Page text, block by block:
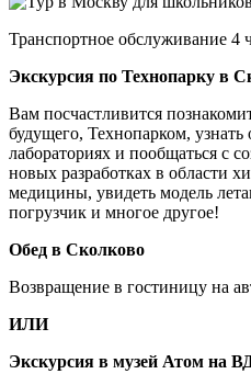
Транспортное обслуживание 4
Экскурсия по Технопарку в
Вам посчастливится
будущего, Технопарком,
лабораториях и пообщаться с
новых разработках в области
медицины, увидеть модель
погрузчик и многое другое!
Обед в Сколково
Возвращение в гостиницу на
ИЛИ
Экскурсия в музей Атом на